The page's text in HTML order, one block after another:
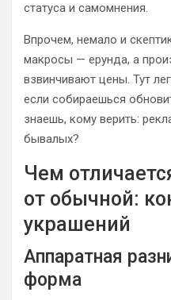
статуса и самомнения.
Впрочем, немало и
макросы — ерунда, а
взвинчивают цены. Тут
если собираешься
знаешь, кому верить:
бывалых?
Чем
от обычной:
украшений
Аппаратная
форма